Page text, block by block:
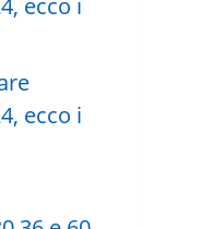
ecco i